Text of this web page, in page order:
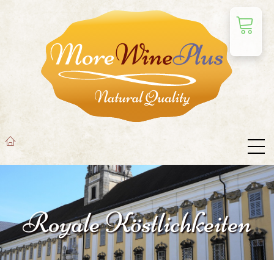
Royale Köstlichkeiten